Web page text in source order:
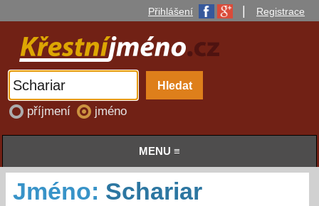
Přihlášení Registrace
příjmení jméno
MENU ≡
Jméno: Schariar